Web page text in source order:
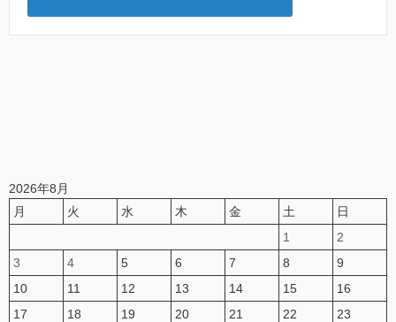
2026年8月
月
火 水 木 金 土
日
1
2
3
4 5 6 7 8
9
10
11 12 13 14 15
16
17
18 19 20 21 22
23